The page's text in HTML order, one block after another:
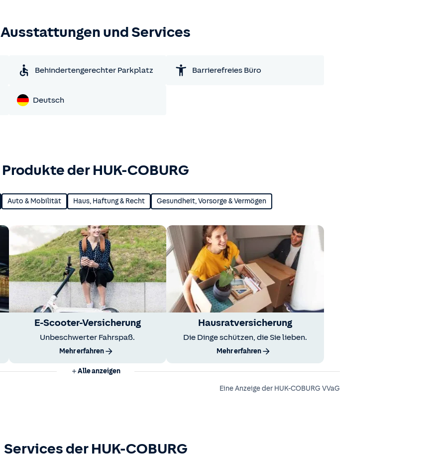
Ausstattungen und Services
Behindertengerechter Parkplatz Barrierefreies Büro
Deutsch
Produkte der HUK-COBURG
Auto & Mobilität Haus, Haftung & Recht Gesundheit, Vorsorge & Vermögen
E-Scooter-Versicherung
Unbeschwerter Fahrspaß.
Mehr erfahren
Hausratversicherung
Die Dinge schützen, die Sie lieben.
Mehr erfahren
Alle anzeigen
Eine Anzeige der HUK-COBURG VVaG
Services der HUK-COBURG